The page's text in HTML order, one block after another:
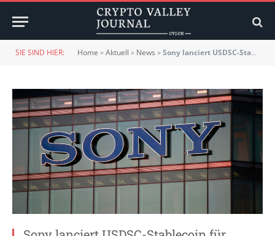
SIE SIND HIER: Home »Aktuell » News »Sony lanciert USDSC-Stablecoin für Soneium-Blockchain